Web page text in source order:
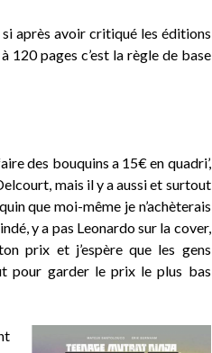
après avoir critiqué les éditions
120 pages c’est la règle de base
des bouquins a 15€ en quadri’,
mais il y a aussi et surtout
que moi-même je n’achèterais
y a pas Leonardo sur la cover,
prix et j’espère que les gens
pour garder le prix le plus bas